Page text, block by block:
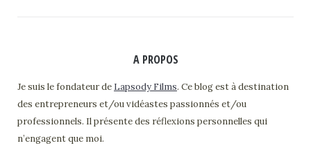
A PROPOS
Je suis le fondateur de Lapsody Films. Ce blog est à destination
des entrepreneurs et/ou vidéastes passionnés et/ou
professionnels. Il présente des réflexions personnelles qui
n’engagent que moi.